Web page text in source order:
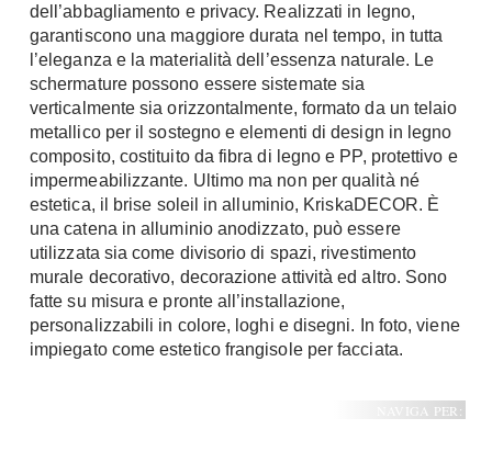
Bagno
Arredo Bagno
Sanitari
Cabine Doccia
Idromassaggio
Accessori Bagno
Rubinetteria
Vasche da Bagno
Giardino
Arredo giardino
Resina
Parquet
Gres
Laminato
Moquette
Carta da parati
Pavimenti esterni
Fai da Te
Fai da te in giardino
Il fai da te in bagno
Casa fai da te
dell’abbagliamento e privacy. Realizzati in legno,
garantiscono una maggiore durata nel tempo, in tutta
l’eleganza e la materialità dell’essenza naturale. Le
schermature possono essere sistemate sia
verticalmente sia orizzontalmente, formato da un telaio
metallico per il sostegno e elementi di design in legno
composito, costituito da fibra di legno e PP, protettivo e
impermeabilizzante. Ultimo ma non per qualità né
estetica, il brise soleil in alluminio, KriskaDECOR. È
una catena in alluminio anodizzato, può essere
utilizzata sia come divisorio di spazi, rivestimento
murale decorativo, decorazione attività ed altro. Sono
fatte su misura e pronte all’installazione,
personalizzabili in colore, loghi e disegni. In foto, viene
impiegato come estetico frangisole per facciata.
NAVIGA PER: